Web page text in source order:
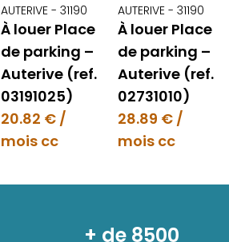
AUTERIVE - 31190
À louer Place
de parking –
Auterive (ref.
03191025)
20.82 € /
mois cc
AUTERIVE - 31190
À louer Place
de parking –
Auterive (ref.
02731010)
28.89 € /
mois cc
+ de 8500